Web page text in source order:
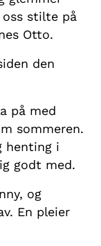
stilte på
Otto.
den
på med
sommeren.
henting i
godt med.
og
En pleier